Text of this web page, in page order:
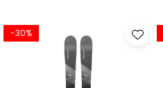
-30%